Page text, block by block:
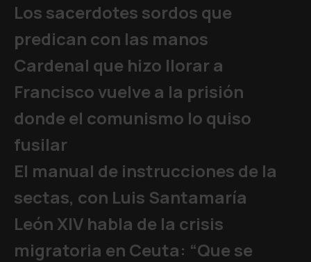
Los sacerdotes sordos que
predican con las manos
Cardenal que hizo llorar a
Francisco vuelve a la prisión
donde el comunismo lo quiso
fusilar
El manual de instrucciones de la
sectas, con Luis Santamaría
León XIV habla de la crisis
migratoria en Ceuta: “Que se